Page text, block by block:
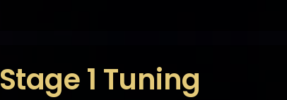
Stage 1 Tuning